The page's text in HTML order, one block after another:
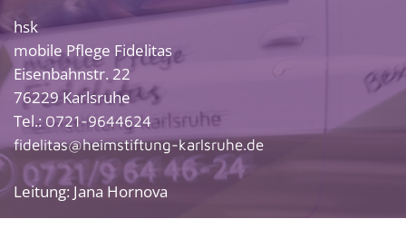
hsk
mobile Pflege Fidelitas
Eisenbahnstr. 22
76229 Karlsruhe
Tel.: 0721-9644624
fidelitas@heimstiftung-karlsruhe.de
Leitung: Jana Hornova